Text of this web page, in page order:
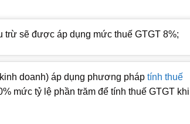
sẽ được áp dụng mức thuế GTGT 8%;
doanh) áp dụng phương pháp tính thuế
mức tỷ lệ phần trăm để tính thuế GTGT khi